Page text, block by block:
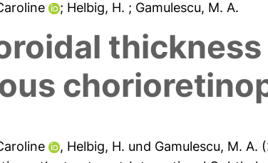
; Helbig, H. ; Gamulescu, M. A.
, Helbig, H. und Gamulescu, M. A.